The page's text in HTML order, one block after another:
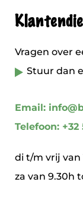
Vragen over
Stuur dan
Email:
Telefoon: +32
di t/m vrij van
za van 9.30h